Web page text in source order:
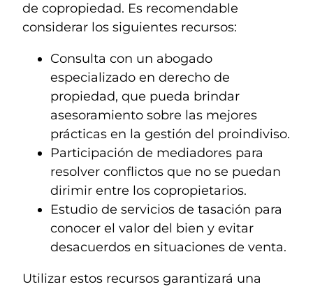
de copropiedad. Es recomendable
considerar los siguientes recursos:
Consulta con un abogado
especializado en derecho de
propiedad, que pueda brindar
asesoramiento sobre las mejores
prácticas en la gestión del proindiviso.
Participación de mediadores para
resolver conflictos que no se puedan
dirimir entre los copropietarios.
Estudio de servicios de tasación para
conocer el valor del bien y evitar
desacuerdos en situaciones de venta.
Utilizar estos recursos garantizará una